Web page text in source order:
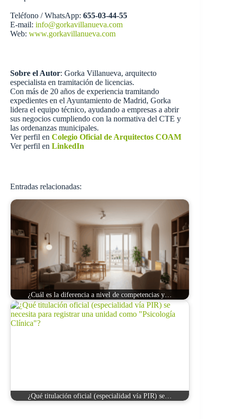
Teléfono / WhatsApp: 655-03-44-55
E-mail: info@gorkavillanueva.com
Web: www.gorkavillanueva.com
Sobre el Autor: Gorka Villanueva, arquitecto
especialista en tramitación de licencias.
Con más de 20 años de experiencia tramitando
expedientes en el Ayuntamiento de Madrid, Gorka
lidera el equipo técnico, ayudando a empresas a abrir
sus negocios cumpliendo con la normativa del CTE y
las ordenanzas municipales.
Ver perfil en Colegio Oficial de Arquitectos COAM
Ver perfil en LinkedIn
Entradas relacionadas:
¿Cuál es la diferencia a nivel de competencias y…
¿Qué titulación oficial (especialidad vía PIR) se…